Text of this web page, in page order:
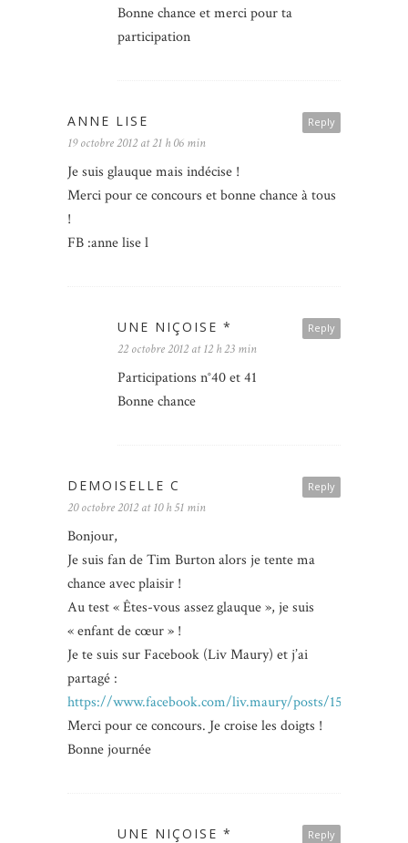
Bonne chance et merci pour ta
participation
Reply
ANNE LISE
19 octobre 2012 at 21 h 06 min
Je suis glauque mais indécise !
Merci pour ce concours et bonne chance à tous
!
FB :anne lise l
Reply
UNE NIÇOISE *
22 octobre 2012 at 12 h 23 min
Participations n°40 et 41
Bonne chance
Reply
DEMOISELLE C
20 octobre 2012 at 10 h 51 min
Bonjour,
Je suis fan de Tim Burton alors je tente ma
chance avec plaisir !
Au test « Êtes-vous assez glauque », je suis
« enfant de cœur » !
Je te suis sur Facebook (Liv Maury) et j’ai
partagé :
https://www.facebook.com/liv.maury/posts/
Merci pour ce concours. Je croise les doigts !
Bonne journée
Reply
UNE NIÇOISE *